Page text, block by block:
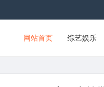
网站首页 综艺娱乐